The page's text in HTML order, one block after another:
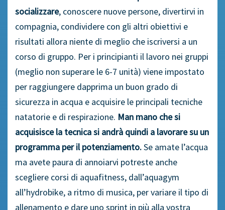
socializzare, conoscere nuove persone, divertirvi in
compagnia, condividere con gli altri obiettivi e
risultati allora niente di meglio che iscriversi a un
corso di gruppo. Per i principianti il lavoro nei gruppi
(meglio non superare le 6-7 unità) viene impostato
per raggiungere dapprima un buon grado di
sicurezza in acqua e acquisire le principali tecniche
natatorie e di respirazione. Man mano che si
acquisisce la tecnica si andrà quindi a lavorare su un
programma per il potenziamento.Se amate l’acqua
ma avete paura di annoiarvi potreste anche
scegliere corsi di aquafitness, dall’aquagym
all’hydrobike, a ritmo di musica, per variare il tipo di
allenamento e dare uno sprint in più alla vostra